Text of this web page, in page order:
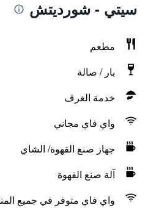
سيتي - شورديتش
مطعم
بار / صالة
خدمة الغرف
واي فاي مجاني
جهاز صنع القهوة/ الشاي
آلة صنع القهوة
واي فاي متوفر في جميع